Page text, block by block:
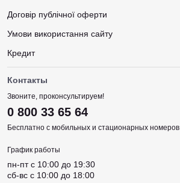
Договір публічної оферти
Умови використання сайту
Кредит
Контакты
Звоните, проконсультируем!
0 800 33 65 64
Бесплатно с мобильных и стационарных номеров
График работы
пн-пт c 10:00 до 19:30
сб-вс c 10:00 до 18:00